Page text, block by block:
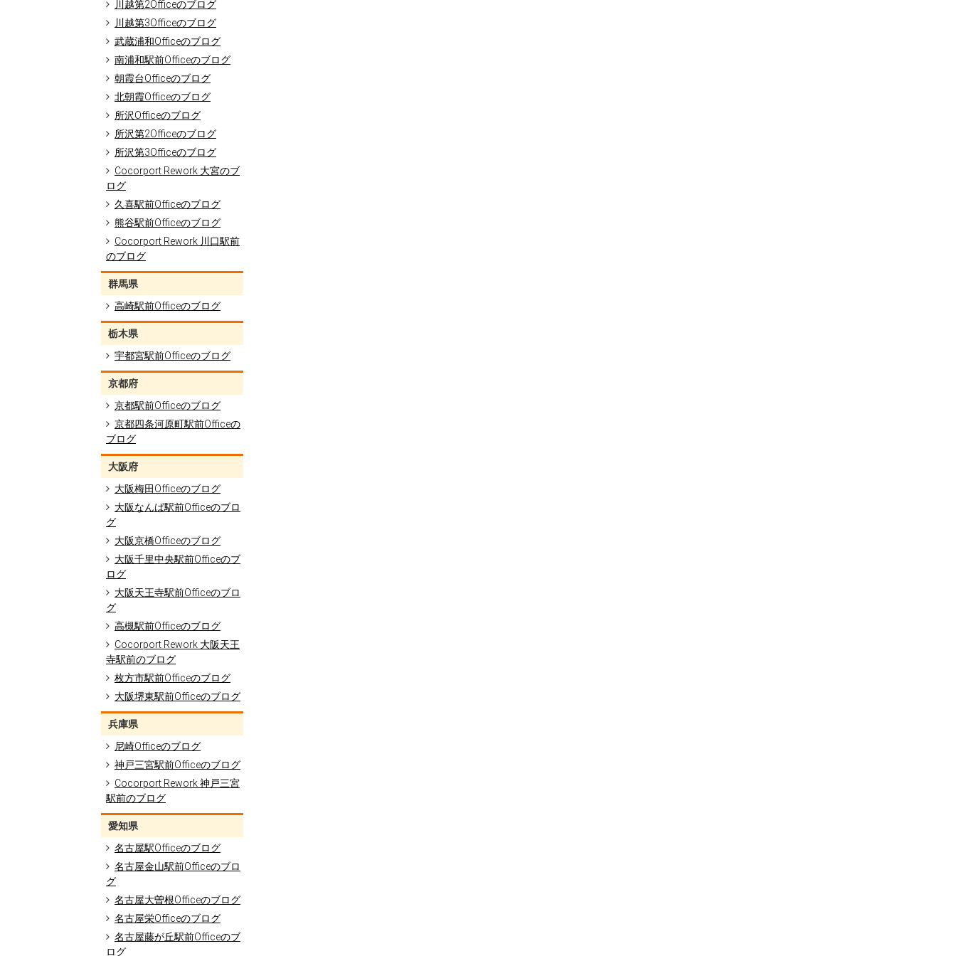
川越第2Officeのブログ
川越第3Officeのブログ
武蔵浦和Officeのブログ
南浦和駅前Officeのブログ
朝霞台Officeのブログ
北朝霞Officeのブログ
所沢Officeのブログ
所沢第2Officeのブログ
所沢第3Officeのブログ
Cocorport Rework 大宮のブ
ログ
久喜駅前Officeのブログ
熊谷駅前Officeのブログ
Cocorport Rework 川口駅前
のブログ
群馬県
高崎駅前Officeのブログ
栃木県
宇都宮駅前Officeのブログ
京都府
京都駅前Officeのブログ
京都四条河原町駅前Officeの
ブログ
大阪府
大阪梅田Officeのブログ
大阪なんば駅前Officeのブロ
グ
大阪京橋Officeのブログ
大阪千里中央駅前Officeのブ
ログ
大阪天王寺駅前Officeのブロ
グ
高槻駅前Officeのブログ
Cocorport Rework 大阪天王
寺駅前のブログ
枚方市駅前Officeのブログ
大阪堺東駅前Officeのブログ
兵庫県
尼崎Officeのブログ
神戸三宮駅前Officeのブログ
Cocorport Rework 神戸三宮
駅前のブログ
愛知県
名古屋駅Officeのブログ
名古屋金山駅前Officeのブロ
グ
名古屋大曽根Officeのブログ
名古屋栄Officeのブログ
名古屋藤が丘駅前Officeのブ
ログ